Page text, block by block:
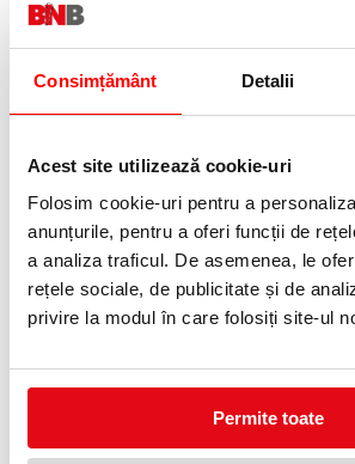
Consimțământ Detalii
Acest site utilizează cookie-uri
Folosim cookie-uri pentru a
anunțurile, pentru a oferi funcții de
a analiza traficul. De asemenea, le
rețele sociale, de publicitate și de
privire la modul în care folosiți site-ul
Permite toate
50 puncte de fidelitate
Informatii livrare
Telefon:
0372 552 601
Ambalare: 100 coli/top.
Numar etichete: 14 etichete/pagina.
Etichete autoadezive EXTE pentru diverse